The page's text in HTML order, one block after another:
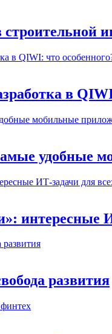
в
удобные
интересные
развития